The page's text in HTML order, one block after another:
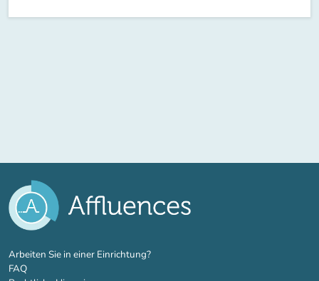
Arbeiten Sie in einer Einrichtung?(new tab)
FAQ